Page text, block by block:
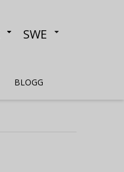
SWE
BLOGG